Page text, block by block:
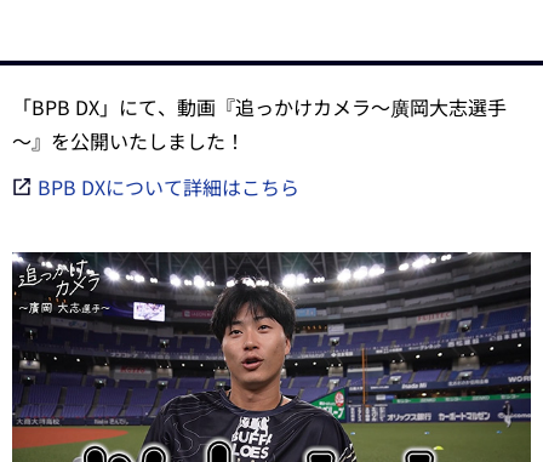
「BPB DX」にて、動画『追っかけカメラ～廣岡大志選手
～』を公開いたしました！
BPB DXについて詳細はこちら